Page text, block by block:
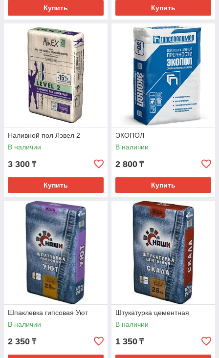
Купить Купить
Наливной пол Лэвел 2
В наличии
3 300 ₸
Купить
ЭКОПОЛ
В наличии
2 800 ₸
Купить
Шпаклевка гипсовая Уют
В наличии
2 350 ₸
Штукатурка цементная
В наличии
1 350 ₸